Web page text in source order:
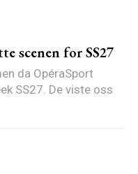
scenen for SS27
da OpéraSport
SS27. De viste oss